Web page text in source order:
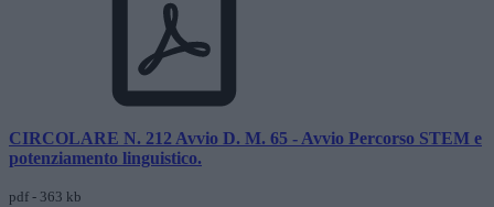
CIRCOLARE N. 212 Avvio D. M. 65 - Avvio Percorso STEM e
potenziamento linguistico.
pdf - 363 kb